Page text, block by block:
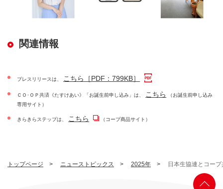
トップページ ニューストピックス 2025年 日本生協連とコー
関連情報
プレスリリースは、 こちら［PDF：799KB］
ＣＯ･ＯＰ共済《たすけあい》「お誕生前申し込み」は、 こちら
（お誕生前申し込み
専用サイト）
きらきらステップは、 こちら （コープ商品サイト）